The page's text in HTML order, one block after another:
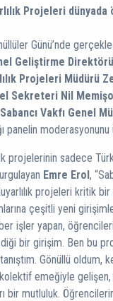
Projeleri
Günü’nde
Geliştirme
Projeleri Müdürü
Sekreteri Nil
Sabancı Vakfı Genel
panelin
projelerinin sadece
Emre Erol,
projeleri kritik
çeşitli yeni
işler yapan,
bir girişim. Ben bu
Gönüllü oldum,
emeğiyle gelişen,
bir mutluluk.